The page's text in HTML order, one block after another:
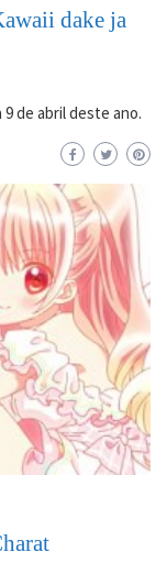
dake ja
de abril deste ano.